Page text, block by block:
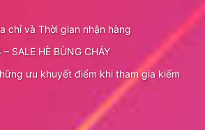
chỉ và Thời gian nhận hàng
SALE HÈ BÙNG CHÁY
ưu khuyết điểm khi tham gia kiếm